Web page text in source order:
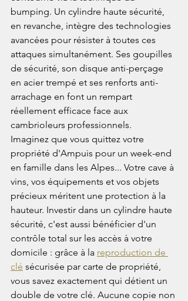
bumping. Un cylindre haute sécurité,
en revanche, intègre des technologies
avancées pour résister à toutes ces
attaques simultanément. Ses goupilles
de sécurité, son disque anti-perçage
en acier trempé et ses renforts anti-
arrachage en font un rempart
réellement efficace face aux
cambrioleurs professionnels.
Imaginez que vous quittez votre
propriété d'Ampuis pour un week-end
en famille dans les Alpes... Votre cave à
vins, vos équipements et vos objets
précieux méritent une protection à la
hauteur. Investir dans un cylindre haute
sécurité, c'est aussi bénéficier d'un
contrôle total sur les accès à votre
domicile : grâce à la reproduction de
clé sécurisée par carte de propriété,
vous savez exactement qui détient un
double de votre clé. Aucune copie non